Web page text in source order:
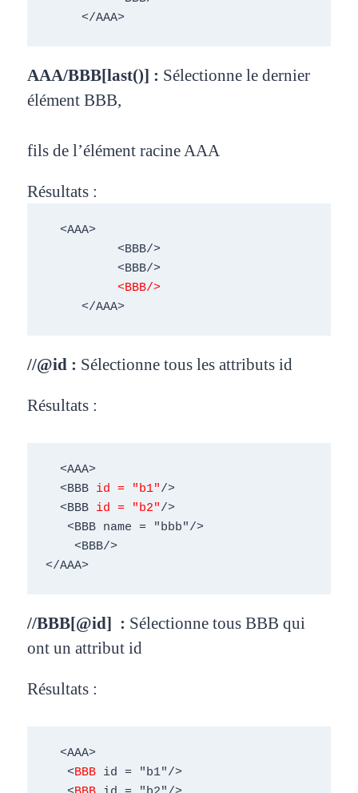
     </AAA>
AAA/BBB[last()] : Sélectionne le dernier
élément BBB,
fils de l’élément racine AAA
Résultats :
<BBB/>
     </AAA>
//@id : Sélectionne tous les attributs id
Résultats :
  <BBB
id = "b1"/>
  <BBB
id = "b2"/>
</AAA>
//BBB[@id] : Sélectionne tous BBB qui
ont un attribut id
Résultats :
   <
BBB id = "b1"/>